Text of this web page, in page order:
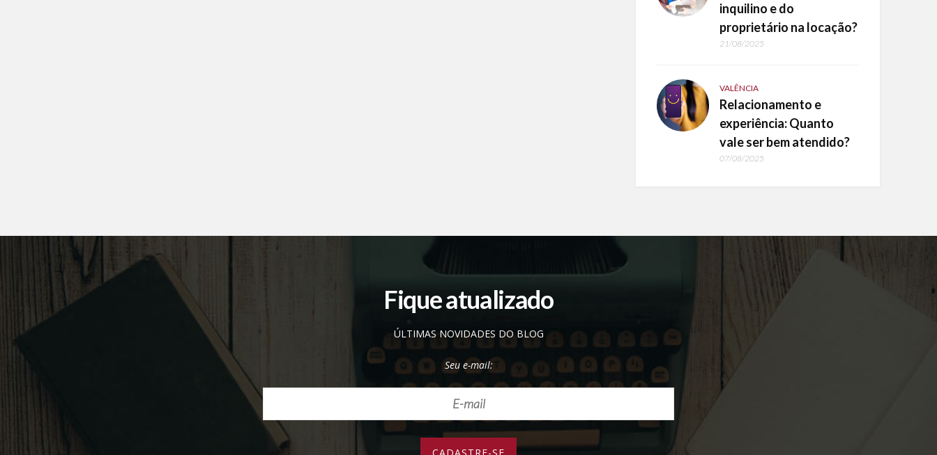
inquilino e do
proprietário na locação?
21/08/2025
VALÊNCIA
Relacionamento e
experiência: Quanto
vale ser bem atendido?
07/08/2025
Fique atualizado
ÚLTIMAS NOVIDADES DO BLOG
Seu e-mail: